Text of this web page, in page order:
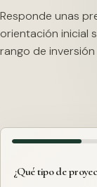
Responde unas
orientación inicial
rango de
¿Qué tipo de